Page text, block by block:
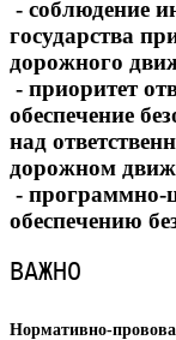
- соблюдение
государства
дорожного
- приоритет
обеспечение
над
дорожном
- программно-
обеспечению
ВАЖНО
Нормативно-